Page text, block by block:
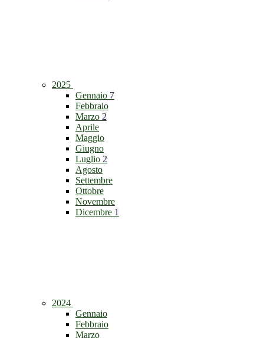
2025
Gennaio 7
Febbraio
Marzo 2
Aprile
Maggio
Giugno
Luglio 2
Agosto
Settembre
Ottobre
Novembre
Dicembre 1
2024
Gennaio
Febbraio
Marzo